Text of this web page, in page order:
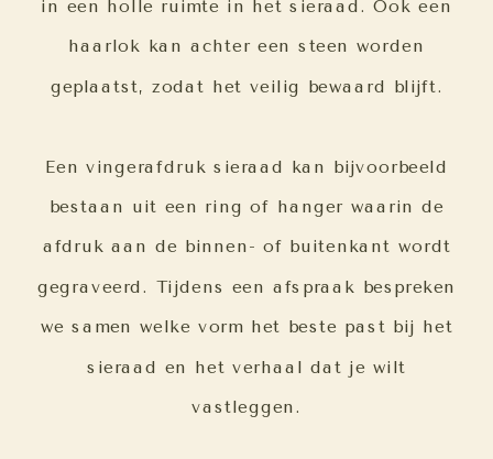
in een holle ruimte in het sieraad. Ook een
haarlok kan achter een steen worden
geplaatst, zodat het veilig bewaard blijft.
Een vingerafdruk sieraad kan bijvoorbeeld
bestaan uit een ring of hanger waarin de
afdruk aan de binnen- of buitenkant wordt
gegraveerd. Tijdens een afspraak bespreken
we samen welke vorm het beste past bij het
sieraad en het verhaal dat je wilt
vastleggen.